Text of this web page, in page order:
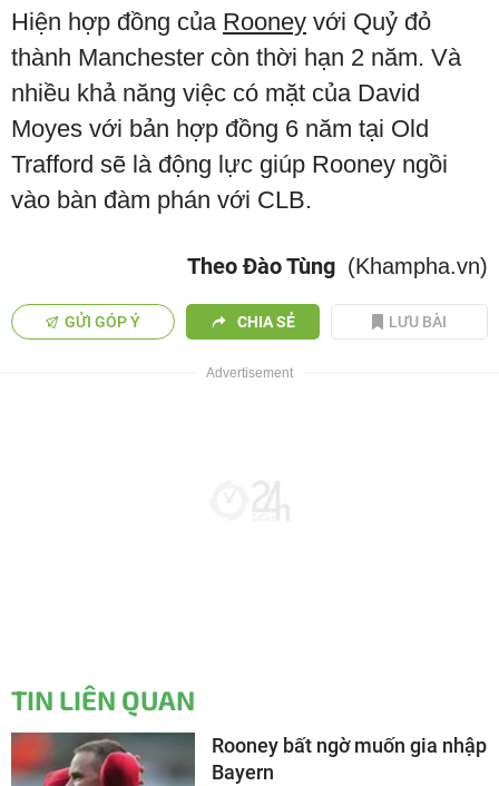
Hiện hợp đồng của Rooney với Quỷ đỏ
thành Manchester còn thời hạn 2 năm. Và
nhiều khả năng việc có mặt của David
Moyes với bản hợp đồng 6 năm tại Old
Trafford sẽ là động lực giúp Rooney ngồi
vào bàn đàm phán với CLB.
Theo Đào Tùng (Khampha.vn)
GỬI GÓP Ý CHIA SẺ LƯU BÀI
TIN LIÊN QUAN
Rooney bất ngờ muốn gia nhập
Bayern